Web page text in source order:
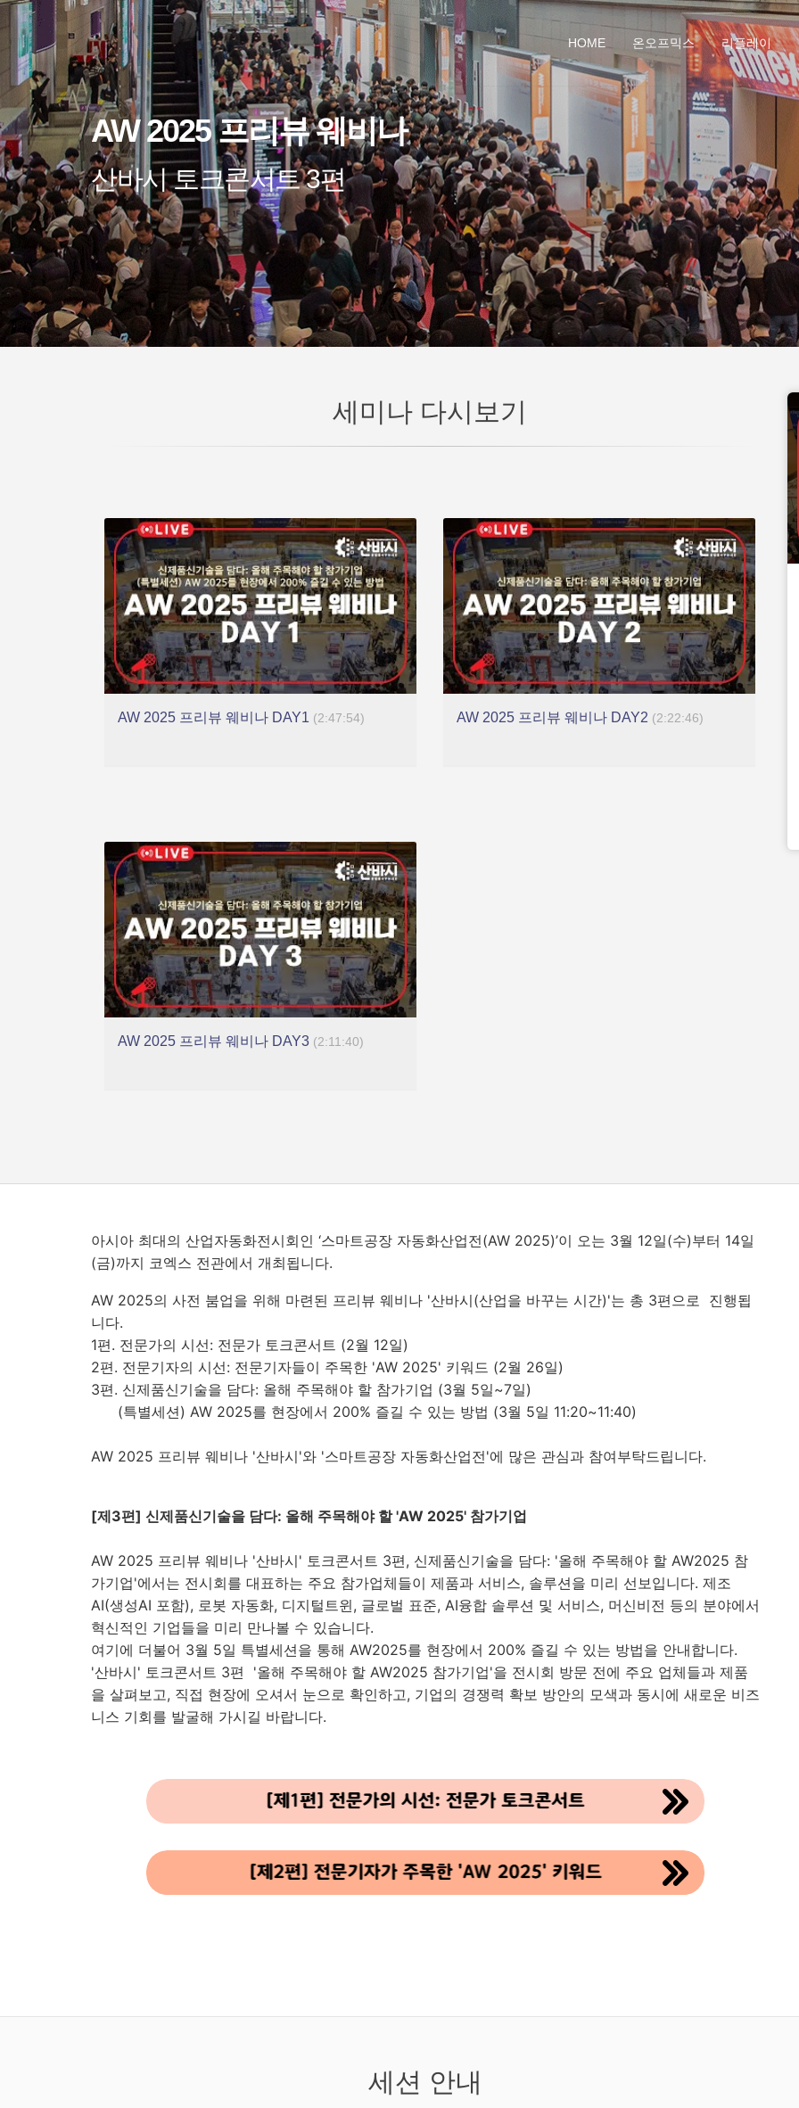
HOME 온오프믹스 리플레이
AW 2025 프리뷰 웨비나
산바시 토크콘서트 3편
세미나 다시보기
AW 2025 프리뷰 웨비나 DAY1 (2:47:54) AW 2025 프리뷰 웨비나 DAY2 (2:22:46)
AW 2025 프리뷰 웨비나 DAY3 (2:11:40)
아시아 최대의 산업자동화전시회인 ‘스마트공장 자동화산업전(AW 2025)’이 오는 3월 12일(수)부터 14일
(금)까지 코엑스 전관에서 개최됩니다.
AW 2025의 사전 붐업을 위해 마련된 프리뷰 웨비나 '산바시(산업을 바꾸는 시간)'는 총 3편으로 진행됩
니다.
1편. 전문가의 시선: 전문가 토크콘서트 (2월 12일)
2편. 전문기자의 시선: 전문기자들이 주목한 'AW 2025' 키워드 (2월 26일)
3편. 신제품신기술을 담다: 올해 주목해야 할 참가기업 (3월 5일~7일)
(특별세션) AW 2025를 현장에서 200% 즐길 수 있는 방법 (3월 5일 11:20~11:40)
AW 2025 프리뷰 웨비나 '산바시'와 '스마트공장 자동화산업전'에 많은 관심과 참여부탁드립니다.
[제3편] 신제품신기술을 담다: 올해 주목해야 할 'AW 2025' 참가기업
AW 2025 프리뷰 웨비나 '산바시' 토크콘서트 3편, 신제품신기술을 담다: '올해 주목해야 할 AW2025 참
가기업'에서는 전시회를 대표하는 주요 참가업체들이 제품과 서비스, 솔루션을 미리 선보입니다. 제조
AI(생성AI 포함), 로봇 자동화, 디지털트윈, 글로벌 표준, AI융합 솔루션 및 서비스, 머신비전 등의 분야에서
혁신적인 기업들을 미리 만나볼 수 있습니다.
여기에 더불어 3월 5일 특별세션을 통해 AW2025를 현장에서 200% 즐길 수 있는 방법을 안내합니다.
'산바시' 토크콘서트 3편 '올해 주목해야 할 AW2025 참가기업'을 전시회 방문 전에 주요 업체들과 제품
을 살펴보고, 직접 현장에 오셔서 눈으로 확인하고, 기업의 경쟁력 확보 방안의 모색과 동시에 새로운 비즈
니스 기회를 발굴해 가시길 바랍니다.
세션 안내